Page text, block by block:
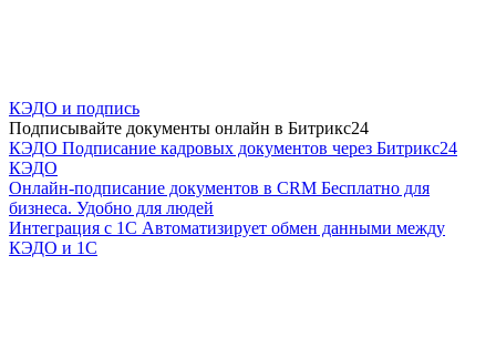
КЭДО и подпись
Подписывайте документы онлайн в Битрикс24
КЭДО Подписание кадровых документов через Битрикс24
КЭДО
Онлайн-подписание документов в CRM Бесплатно для
бизнеса. Удобно для людей
Интеграция с 1С Автоматизирует обмен данными между
КЭДО и 1С